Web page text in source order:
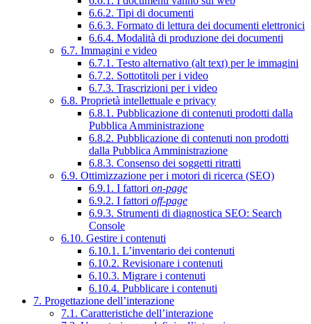
6.6.2. Tipi di documenti
6.6.3. Formato di lettura dei documenti elettronici
6.6.4. Modalità di produzione dei documenti
6.7. Immagini e video
6.7.1. Testo alternativo (alt text) per le immagini
6.7.2. Sottotitoli per i video
6.7.3. Trascrizioni per i video
6.8. Proprietà intellettuale e privacy
6.8.1. Pubblicazione di contenuti prodotti dalla
Pubblica Amministrazione
6.8.2. Pubblicazione di contenuti non prodotti
dalla Pubblica Amministrazione
6.8.3. Consenso dei soggetti ritratti
6.9. Ottimizzazione per i motori di ricerca (SEO)
6.9.1. I fattori on-page
6.9.2. I fattori off-page
6.9.3. Strumenti di diagnostica SEO: Search
Console
6.10. Gestire i contenuti
6.10.1. L’inventario dei contenuti
6.10.2. Revisionare i contenuti
6.10.3. Migrare i contenuti
6.10.4. Pubblicare i contenuti
7. Progettazione dell’interazione
7.1. Caratteristiche dell’interazione